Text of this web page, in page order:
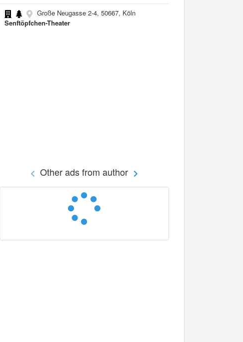
Große Neugasse 2-4, 50667, Köln
Senftöpfchen-Theater
Other ads from author